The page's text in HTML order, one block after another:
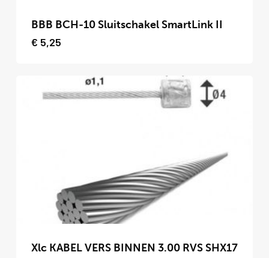
product
heeft
productpagina
BBB BCH-10 Sluitschakel SmartLink II
€ 5,25
product
Xlc KABEL VERS BINNEN 3.00 RVS SHX17